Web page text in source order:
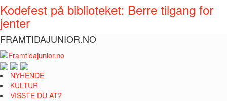
Kodefest på biblioteket: Berre tilgang for
jenter
FRAMTIDAJUNIOR.NO
NYHENDE
KULTUR
VISSTE DU AT?